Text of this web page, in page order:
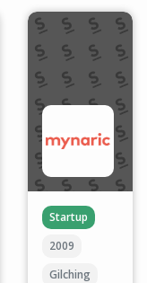
Startup
2009
Gilching